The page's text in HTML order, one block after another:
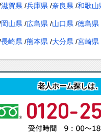
滋賀県 兵庫県 奈良県 和歌山
岡山県 広島県 山口県 徳島県
長崎県 熊本県 大分県 宮崎県
老人ホーム探しは